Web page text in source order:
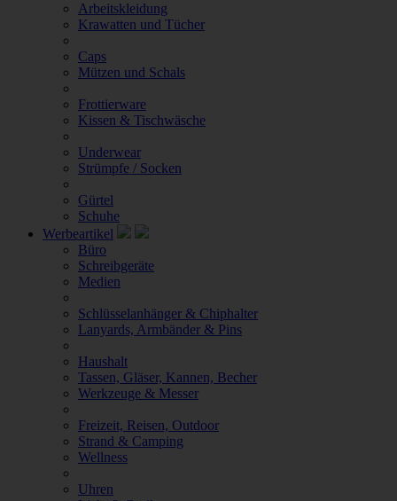
Arbeitskleidung
Krawatten und Tücher
Caps
Mützen und Schals
Frottierware
Kissen & Tischwäsche
Underwear
Strümpfe / Socken
Gürtel
Schuhe
Werbeartikel
Büro
Schreibgeräte
Medien
Schlüsselanhänger & Chiphalter
Lanyards, Armbänder & Pins
Haushalt
Tassen, Gläser, Kannen, Becher
Werkzeuge & Messer
Freizeit, Reisen, Outdoor
Strand & Camping
Wellness
Uhren